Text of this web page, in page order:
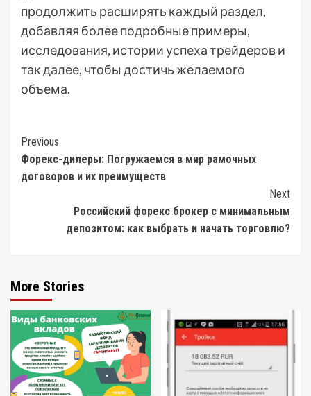
продолжить расширять каждый раздел,
добавляя более подробные примеры,
исследования, истории успеха трейдеров и
так далее, чтобы достичь желаемого
объема.
Post
Navigation
Previous
Форекс-дилеры: Погружаемся в мир рамочных
договоров и их преимуществ
Next
Российский форекс брокер с минимальным
депозитом: как выбрать и начать торговлю?
More Stories